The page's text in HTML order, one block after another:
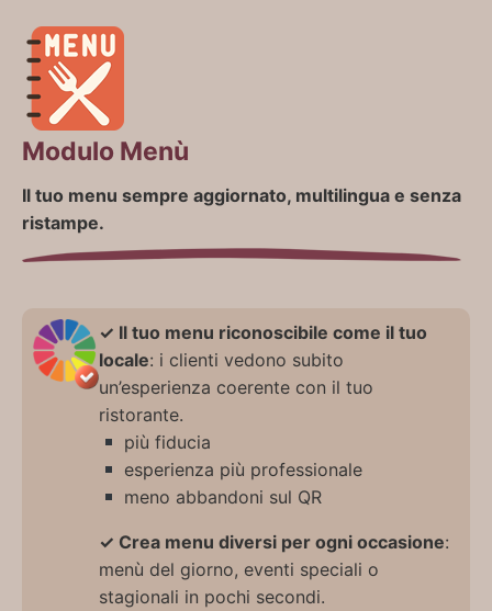
Modulo Menù
Il tuo menu sempre aggiornato, multilingua e senza
ristampe.
✓ Il tuo menu riconoscibile come il tuo
locale: i clienti vedono subito
un’esperienza coerente con il tuo
ristorante.
più fiducia
esperienza più professionale
meno abbandoni sul QR
✓ Crea menu diversi per ogni occasione:
menù del giorno, eventi speciali o
stagionali in pochi secondi.